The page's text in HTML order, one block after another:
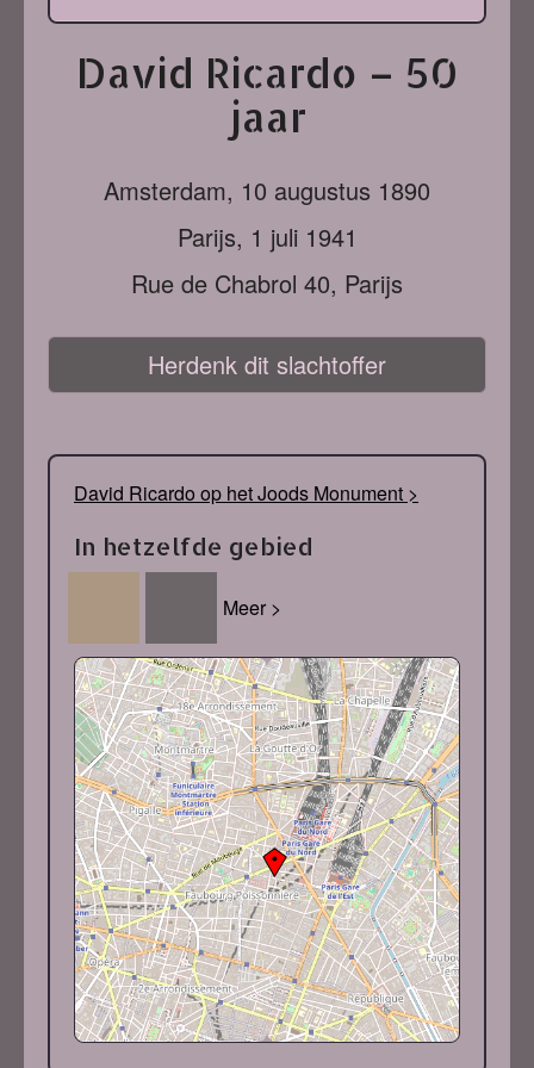
David Ricardo – 50
jaar
Amsterdam, 10 augustus 1890
Parijs, 1 juli 1941
Rue de Chabrol 40, Parijs
Herdenk dit slachtoffer
David Ricardo op het Joods Monument >
In hetzelfde gebied
Meer >